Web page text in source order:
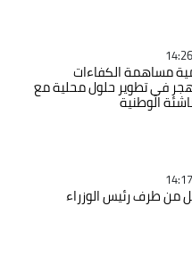
مساهمة الكفاءات
في تطوير حلول محلية مع
الوطنية
من طرف رئيس الوزراء